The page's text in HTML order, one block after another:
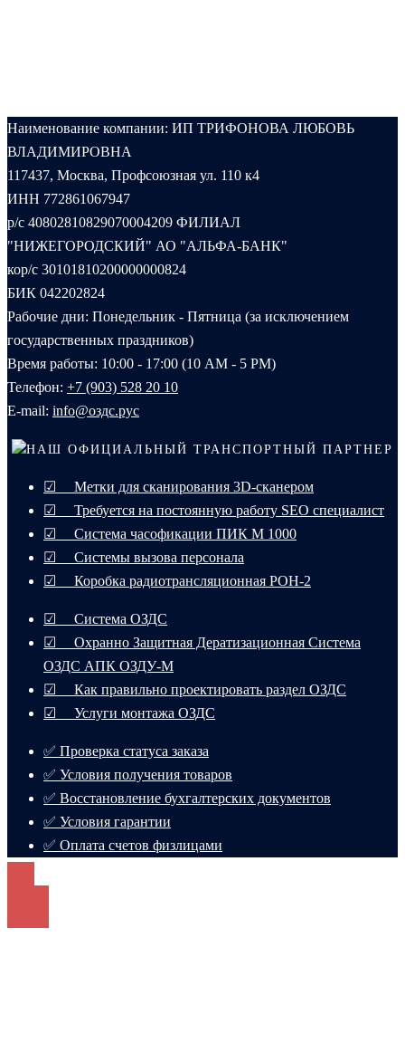
Наименование компании: ИП ТРИФОНОВА ЛЮБОВЬ
ВЛАДИМИРОВНА
117437, Москва, Профсоюзная ул. 110 к4
ИНН 772861067947
р/с 40802810829070004209 ФИЛИАЛ
"НИЖЕГОРОДСКИЙ" АО "АЛЬФА-БАНК"
кор/с 30101810200000000824
БИК 042202824
Рабочие дни: Понедельник - Пятница (за исключением
государственных праздников)
Время работы: 10:00 - 17:00 (10 AM - 5 PM)
Телефон: +7 (903) 528 20 10‬
E-mail: info@оздс.рус
НАШ ОФИЦИАЛЬНЫЙ ТРАНСПОРТНЫЙ ПАРТНЕР
☑ Метки для сканирования 3D-сканером
☑ Требуется на постоянную работу SEO специалист
☑ Система часофикации ПИК М 1000
☑ Системы вызова персонала
☑ Коробка радиотрансляционная РОН-2
☑ Система ОЗДС
☑ Охранно Защитная Дератизационная Система
ОЗДС АПК ОЗДУ-М
☑ Как правильно проектировать раздел ОЗДС
☑ Услуги монтажа ОЗДС
✅ Проверка статуса заказа
✅ Условия получения товаров
✅ Восстановление бухгалтерских документов
✅ Условия гарантии
✅ Оплата счетов физлицами